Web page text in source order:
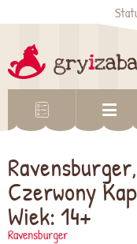
Czerwony
Wiek: 14+
Ravensburger